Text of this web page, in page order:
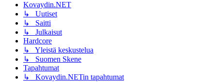
Kovaydin.NET
↳ Uutiset
↳ Saitti
↳ Julkaisut
Hardcore
↳ Yleistä keskustelua
↳ Suomen Skene
Tapahtumat
↳ Kovaydin.NETin tapahtumat